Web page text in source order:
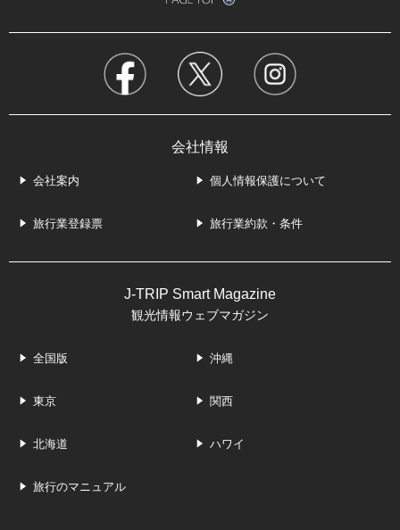
会社情報
会社案内 個人情報保護について
旅行業登録票 旅行業約款・条件
J-TRIP Smart Magazine
観光情報ウェブマガジン
全国版 沖縄
東京 関西
北海道 ハワイ
旅行のマニュアル